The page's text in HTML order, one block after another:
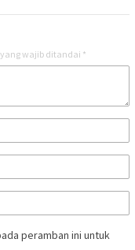
yang wajib ditandai *
peramban ini untuk